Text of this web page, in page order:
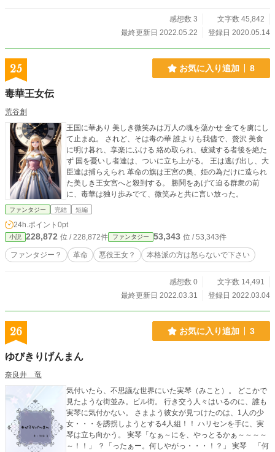
感想数 3
文字数 45,842
最終更新日 2022.05.22
登録日 2020.05.14
25 お気に入り追加 8
毒華王女伝
荒谷創
王国に華あり 美しき微笑みは万人の魂を蕩かせ 全てを虜にし
て止まぬ。 されど、そは毒の華 誰よりも我儘で、贅沢 美食
に明け暮れ、享楽にふける 絡め取られ、破滅する者後を絶た
ず 国を憂いし者達は、ついに立ち上がる。 王は逃げ出し、大
臣達は捕らえられ 革命の旗は王宮の奥、姫の為だけに造られ
た美しき王女宮へと殺到する。 勝鬨をあげて迫る群衆の前
に、毒華は独り歩みでて、微笑みと共に言い放った。
ファンタジー 完結 短編
24h.ポイント 0pt
小説 228,872 位 / 228,872件 ファンタジー 53,343 位 / 53,343件
ファンタジー？ 革命 悪役王女？ 本格派の方は怒らないで下さい
感想数 0
文字数 14,491
最終更新日 2022.03.31
登録日 2022.03.04
26 お気に入り追加 3
ゆびきりげんまん
奈良井 竜
気付いたら、不思議な世界にいた実琴（みこと）。 どこかで
見たような街並み。ビル街。 行き交う人々はいるのに、誰も
実琴に気付かない。 さまよう彼女が見つけたのは、1人の少
女・・・を誘拐しようとする4人組！！ ハリセンを手に、実
琴は立ち向かう。 実琴「なぁ～にを、やっとるかぁ～～～～
～！！」 ？「ったぁー。何しやがっ・・・！？」 実琴 「何